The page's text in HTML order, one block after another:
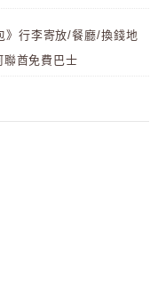
》行李寄放/餐廳/換錢地
酋免費巴士